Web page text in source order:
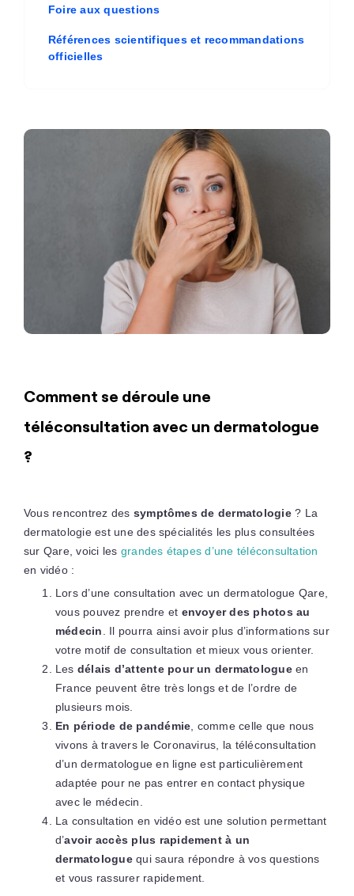
Foire aux questions
Références scientifiques et recommandations
officielles
Comment se déroule une
téléconsultation avec un dermatologue
?
Vous rencontrez des symptômes de dermatologie? La
dermatologie est une des spécialités les plus consultées
sur Qare, voici les grandes étapes d’une téléconsultation
en vidéo :
Lors d’une consultation avec un dermatologue Qare,
vous pouvez prendre et envoyer des photos au
médecin
. Il pourra ainsi avoir plus d’informations sur
votre motif de consultation et mieux vous orienter.
Les délais d’attente pour un dermatologueen
France peuvent être très longs et de l’ordre de
plusieurs mois.
En période de pandémie , comme celle que nous
vivons à travers le Coronavirus, la téléconsultation
d’un dermatologue en ligne est particulièrement
adaptée pour ne pas entrer en contact physique
avec le médecin.
La consultation en vidéo est une solution permettant
d’avoir accès plus rapidement à un
dermatologuequi saura répondre à vos questions
et vous rassurer rapidement.